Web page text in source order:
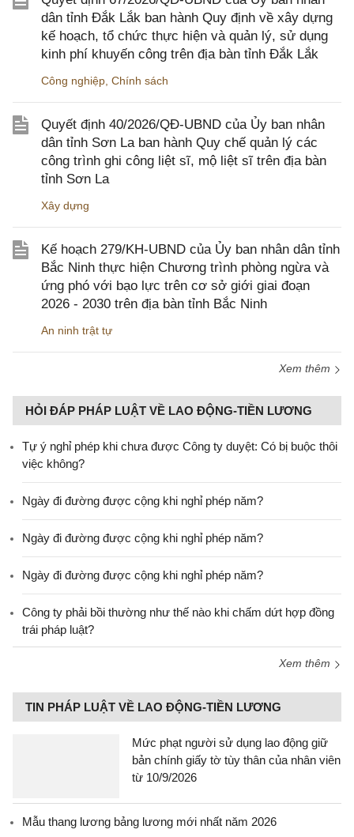
dân tỉnh Đắk Lắk ban hành Quy định về xây dựng
kế hoạch, tổ chức thực hiện và quản lý, sử dụng
kinh phí khuyến công trên địa bàn tỉnh Đắk Lắk
Công nghiệp, Chính sách
Quyết định 40/2026/QĐ-UBND của Ủy ban nhân
dân tỉnh Sơn La ban hành Quy chế quản lý các
công trình ghi công liệt sĩ, mộ liệt sĩ trên địa bàn
tỉnh Sơn La
Xây dựng
Kế hoạch 279/KH-UBND của Ủy ban nhân dân tỉnh
Bắc Ninh thực hiện Chương trình phòng ngừa và
ứng phó với bạo lực trên cơ sở giới giai đoạn
2026 - 2030 trên địa bàn tỉnh Bắc Ninh
An ninh trật tự
Xem thêm
HỎI ĐÁP PHÁP LUẬT VỀ LAO ĐỘNG-TIỀN LƯƠNG
Tự ý nghỉ phép khi chưa được Công ty duyệt: Có bị buộc thôi
việc không?
Ngày đi đường được cộng khi nghỉ phép năm?
Ngày đi đường được cộng khi nghỉ phép năm?
Ngày đi đường được cộng khi nghỉ phép năm?
Công ty phải bồi thường như thế nào khi chấm dứt hợp đồng
trái pháp luật?
Xem thêm
TIN PHÁP LUẬT VỀ LAO ĐỘNG-TIỀN LƯƠNG
Mức phạt người sử dụng lao động giữ
bản chính giấy tờ tùy thân của nhân viên
từ 10/9/2026
Mẫu thang lương bảng lương mới nhất năm 2026